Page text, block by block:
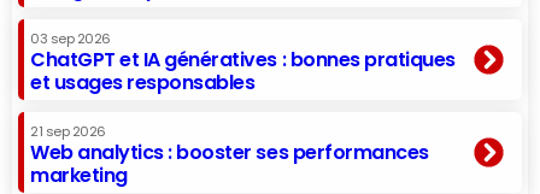
03 sep 2026
ChatGPT et IA génératives : bonnes pratiques
et usages responsables
21 sep 2026
Web analytics : booster ses performances
marketing